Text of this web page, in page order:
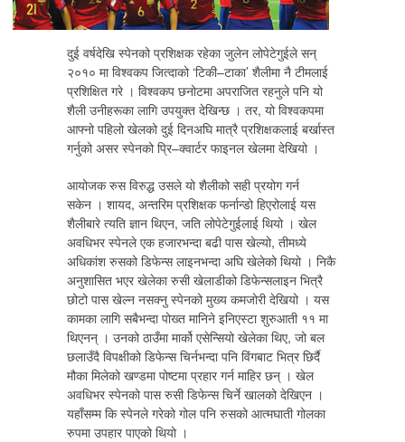
दुई वर्षदेखि स्पेनको प्रशिक्षक रहेका जुलेन लोपेटेगुईले सन्
२०१० मा विश्वकप जित्दाको ‘टिकी–टाका’ शैलीमा नै टीमलाई
प्रशिक्षित गरे । विश्वकप छनोटमा अपराजित रहनुले पनि यो
शैली उनीहरूका लागि उपयुक्त देखिन्छ । तर, यो विश्वकपमा
आफ्नो पहिलो खेलको दुई दिनअघि मात्रै प्रशिक्षकलाई बर्खास्त
गर्नुको असर स्पेनको प्रि–क्वार्टर फाइनल खेलमा देखियो ।
आयोजक रुस विरुद्ध उसले यो शैलीको सही प्रयोग गर्न
सकेन । शायद, अन्तरिम प्रशिक्षक फर्नान्डो हिएरोलाई यस
शैलीबारे त्यति ज्ञान थिएन, जति लोपेटेगुईलाई थियो । खेल
अवधिभर स्पेनले एक हजारभन्दा बढी पास खेल्यो, तीमध्ये
अधिकांश रुसको डिफेन्स लाइनभन्दा अघि खेलेको थियो । निकै
अनुशासित भएर खेलेका रुसी खेलाडीको डिफेन्सलाइन भित्रै
छोटो पास खेल्न नसक्नु स्पेनको मुख्य कमजोरी देखियो । यस
कामका लागि सबैभन्दा पोख्त मानिने इनिएस्टा शुरुआती ११ मा
थिएनन् । उनको ठाउँमा मार्को एसेन्सियो खेलेका थिए, जो बल
छलाउँदै विपक्षीको डिफेन्स चिर्नभन्दा पनि विंगबाट भित्र छिर्दै
मौका मिलेको खण्डमा पोष्टमा प्रहार गर्न माहिर छन् । खेल
अवधिभर स्पेनको पास रुसी डिफेन्स चिर्ने खालको देखिएन ।
यहाँसम्म कि स्पेनले गरेको गोल पनि रुसको आत्मघाती गोलका
रुपमा उपहार पाएको थियो ।